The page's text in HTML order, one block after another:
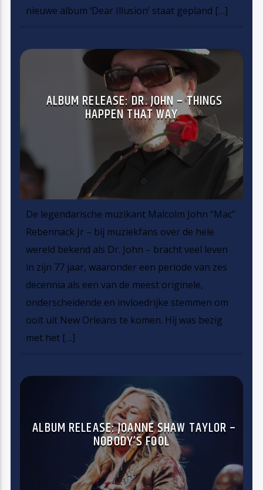
nieuwe album ‘Dear Illusion’ staat gepland […]
ALBUM RELEASE: DR. JOHN – THINGS
HAPPEN THAT WAY
De legendarische muzikant Malcolm John “Mac”
Rebennack Jr – bij muziekfans over de hele
wereld bekend als Dr. John – bracht veel leven
in zijn 77 jaar, waaronder een periode van zes
decennia als een van de meest originele,
onderscheidende en invloedrijke stemmen om
ooit uit New Orleans te komen. Hij was bezig
met het […]
ALBUM RELEASE: JOANNE SHAW TAYLOR –
NOBODY’S FOOL